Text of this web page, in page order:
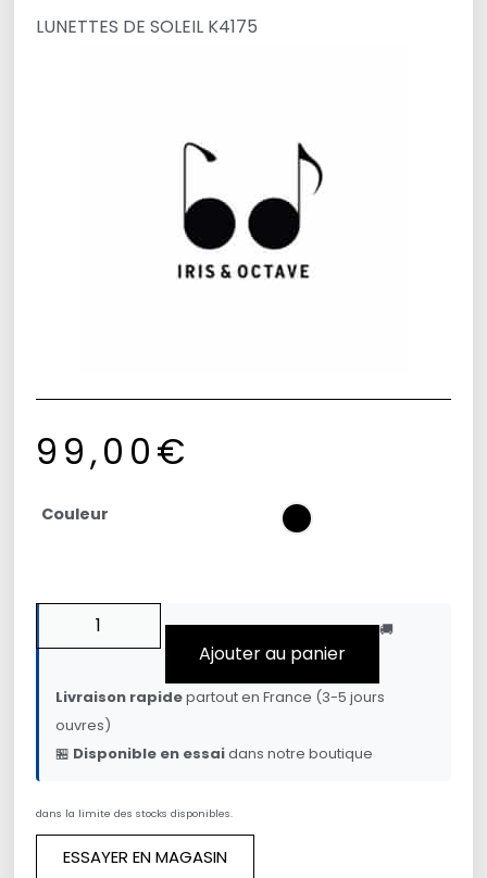
LUNETTES DE SOLEIL K4175
99,00€
Couleur
Ajouter au panier
🚚
Livraison rapidepartout en France (3-5 jours
ouvres)
🏪 Disponible en essaidans notre boutique
dans la limite des stocks disponibles.
ESSAYER EN MAGASIN